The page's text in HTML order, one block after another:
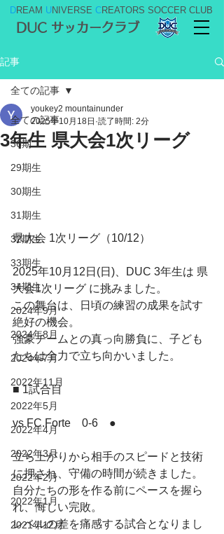
DREAM UNIVERSE CREATORS SOCCER CLUB
DUC サッカークラブ
記事
全ての記事
36期
29期生
30期生
31期生
32期生
33期生
34期生
2024年9月
2024年8月
2024年7月
2022年11月
2022年5月
2022年4月
2022年3月
2022年2月
2022年1月
2021年12月
全ての記事
3年生 県大会1次リーグ
youkey2 mountainunder
2025年10月18日 読了時間: 2分
県大会 1次リーグ（10/12）
2025年10月12日(日)、DUC 3年生は 県
大会1次リーグ に挑みました。
この舞台は、日頃の練習の成果を試す
絶好の機会。
強豪チームとの真っ向勝負に、子ども
たちは全力で立ち向かいました。
■ 1試合目
vs FC.Forte　0-6　●
立ち上がりから相手のスピードと技術
に押され、守備の時間が続きました。
自分たちの形を作る前にペースを握ら
れ、悔しい完敗。
レベルの差を痛感する試合となりまし